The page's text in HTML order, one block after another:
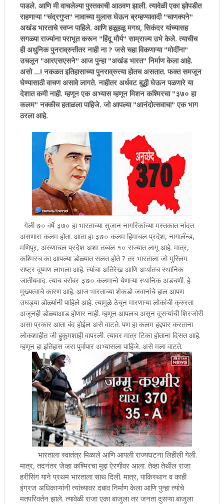
पाडले. आणि मी वाचलेल्या पुस्तकाची आठवण झाली. त्यावेळी एका झोपडीत
राहणाऱ्या "चंद्रगुप्त" नावाच्या मुलास घेऊन ब्रम्हण्यावादी "चाणक्यने"
अखंड भारताचे स्वप्न पाहिले. आणि हळूहळू मगध, सिकंदर यांच्यासह
सगळ्या राज्यांना पराभूत करून "हिंदू मौर्य" साम्राज्य उभे केले. त्याचीच
ही अधुनिक पुनराव्रुत्तीतर नाही ना ? जसे चहा विकणाऱ्या "मोदींना"
उचलून "आरएसएसने" आज पुन्हा "अखंड भारत" निर्माण केला आहे.
असो ...! नकळत इतिहासाच्या पुनराव्रुत्त्या होतच असतात. फक्त समजून
घेण्यासाठी वाचण असावे लागते. नाहीतर अर्धवट बुद्धी घेऊन पळणारे या
देशात कमी नाही. म्हणून एक अभ्यास म्हणून मिशन कश्मिरचा "३७० हा
कलम" नक्कीच हताळला पाहिजे. जो आपल्या "आनंदोत्सवाचा" एक भाग
ठरला आहे.
गेली ७० वर्षे ३७० हा भारताच्या सुजान नागरिकांच्या मस्तकात नांदत
असणारा कलम होता. आता हा ३७० कलम हिमाचल प्रदेश, नागालँन्ड,
मणिपूर, अरुणाचल प्रदेश अशा तब्बल १० राज्यात लागू आहे. मात्र,
कश्मिरच का आपल्या डोळ्यात सलत होते ? तर भारताला जो मुस्लिम
राष्ट्र दुष्मण लाभला आहे. त्यांचा अतिरेख आणि अर्थातच स्थानिक
जातीयवाद. त्याच बरोबर ३७० कलमान्वे येणाऱ्या स्थानिक अडचणी. हे
मुख्यत्वाचे कारण आहे. आज भारताच्या शेकडो जवानांचे हाल आपण
उघड्या डोळ्यांनी पाहिले आहे. त्यामुळे ठेचून मारणाऱ्या लोकांची क्रुरता
अजूनही डोळ्याआड होणार नाही. म्हणून आपलच असून दुसऱ्यांची शिरजोरी
असा प्रकार आता बंद होईल असे वाटते. पण हा कलम हद्दपार करताना
लोकशाहीत जी हुकूमशाही वापरली. त्यावर मात्र टिका होताना दिसत आहे.
म्हणून हा इतिहास जरा पुर्वापार अभ्यासला पाहिजे. असे मला वाटते.
भारताला स्वातंत्र मिळाले आणि आपली राज्यघटना लिहीली गेली.
मात्र, तदनंतर जेव्हा कश्मिरचा मुद्दा ऐरणीवर आला. तेव्हा तेथील राजा
हरीसिंग याने प्रथम भारताला साथ दिली. मात्र, पाकिस्थान व काही
इंग्रज अधिकाऱ्यांनी त्यांच्यावर दबाव निर्माण केला आणि पुन्हा त्यांचे
मतपरिवर्तन झाले. त्यावेळी राजा एका बाजुला तर जनता दुसऱ्या बाजुला